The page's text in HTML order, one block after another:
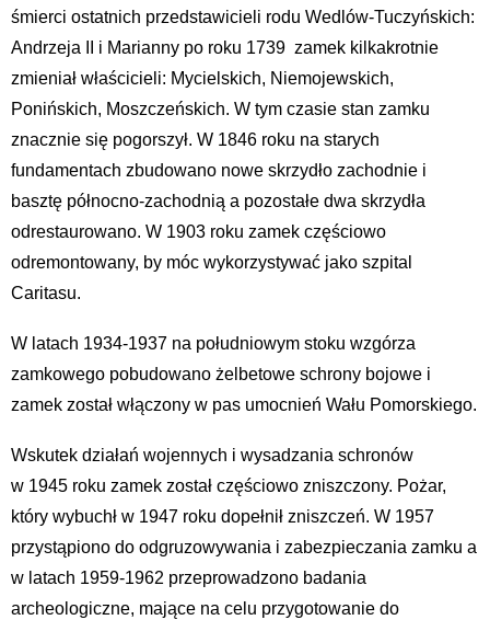
śmierci ostatnich przedstawicieli rodu Wedlów-Tuczyńskich:
Andrzeja II i Marianny po roku 1739 zamek kilkakrotnie
zmieniał właścicieli: Mycielskich, Niemojewskich,
Ponińskich, Moszczeńskich. W tym czasie stan zamku
znacznie się pogorszył. W 1846 roku na starych
fundamentach zbudowano nowe skrzydło zachodnie i
basztę północno-zachodnią a pozostałe dwa skrzydła
odrestaurowano. W 1903 roku zamek częściowo
odremontowany, by móc wykorzystywać jako szpital
Caritasu.
W latach 1934-1937 na południowym stoku wzgórza
zamkowego pobudowano żelbetowe schrony bojowe i
zamek został włączony w pas umocnień Wału Pomorskiego.
Wskutek działań wojennych i wysadzania schronów
w 1945 roku zamek został częściowo zniszczony. Pożar,
który wybuchł w 1947 roku dopełnił zniszczeń. W 1957
przystąpiono do odgruzowywania i zabezpieczania zamku a
w latach 1959-1962 przeprowadzono badania
archeologiczne, mające na celu przygotowanie do